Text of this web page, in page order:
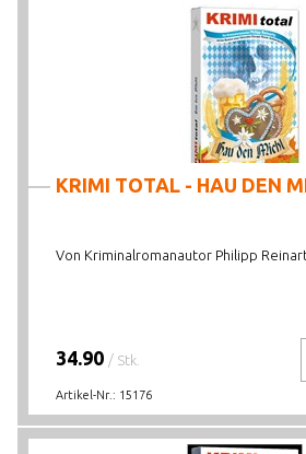
KRIMI TOTAL - HAU DEN
Von Kriminalromanautor Philipp
34.90 / Stk.
Artikel-Nr.: 15176